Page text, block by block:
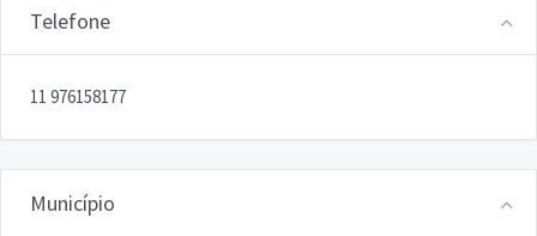
Telefone
11 976158177
Município